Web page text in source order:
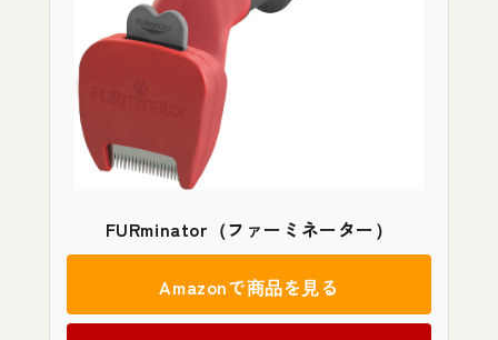
FURminator（ファーミネーター）
Amazonで商品を見る